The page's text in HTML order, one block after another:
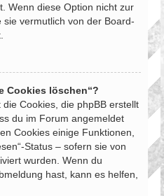
Wenn diese Option nicht zur
vermutlich von der Board-
Cookies löschen“?
die Cookies, die phpBB erstellt
du im Forum angemeldet
Cookies einige Funktionen,
Status – sofern sie von
wurden. Wenn du
hast, kann es helfen,